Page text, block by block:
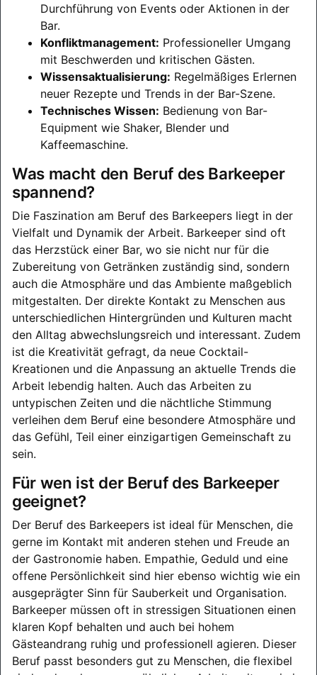
Durchführung von Events oder Aktionen in der
Bar.
Konfliktmanagement: Professioneller Umgang
mit Beschwerden und kritischen Gästen.
Wissensaktualisierung: Regelmäßiges Erlernen
neuer Rezepte und Trends in der Bar-Szene.
Technisches Wissen: Bedienung von Bar-
Equipment wie Shaker, Blender und
Kaffeemaschine.
Was macht den Beruf des Barkeeper
spannend?
Die Faszination am Beruf des Barkeepers liegt in der
Vielfalt und Dynamik der Arbeit. Barkeeper sind oft
das Herzstück einer Bar, wo sie nicht nur für die
Zubereitung von Getränken zuständig sind, sondern
auch die Atmosphäre und das Ambiente maßgeblich
mitgestalten. Der direkte Kontakt zu Menschen aus
unterschiedlichen Hintergründen und Kulturen macht
den Alltag abwechslungsreich und interessant. Zudem
ist die Kreativität gefragt, da neue Cocktail-
Kreationen und die Anpassung an aktuelle Trends die
Arbeit lebendig halten. Auch das Arbeiten zu
untypischen Zeiten und die nächtliche Stimmung
verleihen dem Beruf eine besondere Atmosphäre und
das Gefühl, Teil einer einzigartigen Gemeinschaft zu
sein.
Für wen ist der Beruf des Barkeeper
geeignet?
Der Beruf des Barkeepers ist ideal für Menschen, die
gerne im Kontakt mit anderen stehen und Freude an
der Gastronomie haben. Empathie, Geduld und eine
offene Persönlichkeit sind hier ebenso wichtig wie ein
ausgeprägter Sinn für Sauberkeit und Organisation.
Barkeeper müssen oft in stressigen Situationen einen
klaren Kopf behalten und auch bei hohem
Gästeandrang ruhig und professionell agieren. Dieser
Beruf passt besonders gut zu Menschen, die flexibel